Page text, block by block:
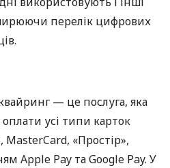
перелік цифрових
— це послуга, яка
усі типи карток
«Простір»,
Apple Pay та Google Pay. У